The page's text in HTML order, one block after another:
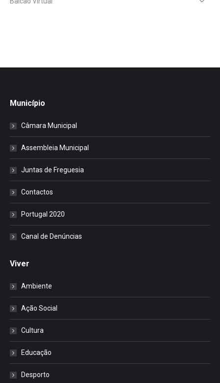
Município
Câmara Municipal
Assembleia Municipal
Juntas de Freguesia
Contactos
Portugal 2020
Canal de Denúncias
Viver
Ambiente
Ação Social
Cultura
Educação
Desporto